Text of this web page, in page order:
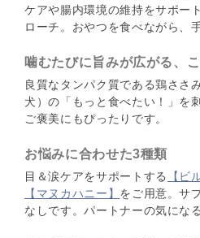
ケアや腸内環境の維持をサポー
ローチ。おやつを食べながら、
噛むたびに旨みが広がる、
良質なタンパク質である鶏ささ
犬）の「もっと食べたい！」を
ご褒美にもぴったりです。
お悩みに合わせた3種類
目＆涙ケアをサポートする 【ビ
【マヌカハニー】 をご用意。サ
なしです。パートナーの気にな